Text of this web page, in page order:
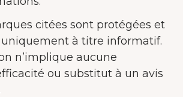
citées sont protégées et
à titre informatif.
n’implique aucune
ou substitut à un avis